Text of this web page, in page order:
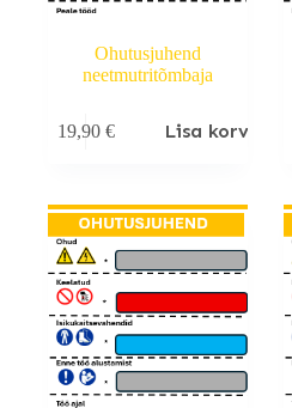
Ohutusjuhend
neetmutritõmbaja
19,90 € Lisa korvi